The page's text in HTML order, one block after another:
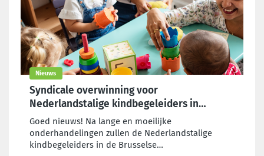
Nieuws
Syndicale overwinning voor
Nederlandstalige kindbegeleiders in
Brussel
Goed nieuws! Na lange en moeilijke
onderhandelingen zullen de Nederlandstalige
kindbegeleiders in de Brusselse